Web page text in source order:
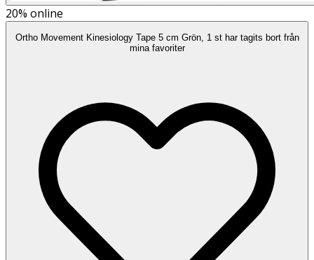
20% online
Ortho Movement Kinesiology Tape 5 cm Grön, 1 st har tagits bort från
mina favoriter